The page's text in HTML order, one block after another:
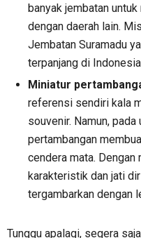
banyak jembatan
dengan daerah lain.
Jembatan Suramadu
terpanjang di
Miniatur
referensi sendiri kala
souvenir. Namun, pada
pertambangan
cendera mata.
karakteristik dan jati
tergambarkan dengan
Tunggu apalagi, segera